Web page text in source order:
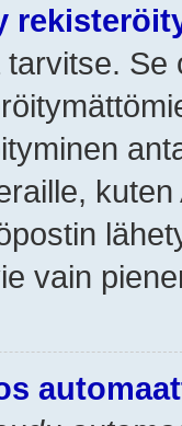
vain